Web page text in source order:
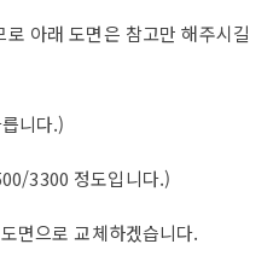
아래 도면은 참고만 해주시길
니다.)
3300 정도입니다.)
면으로 교체하겠습니다.